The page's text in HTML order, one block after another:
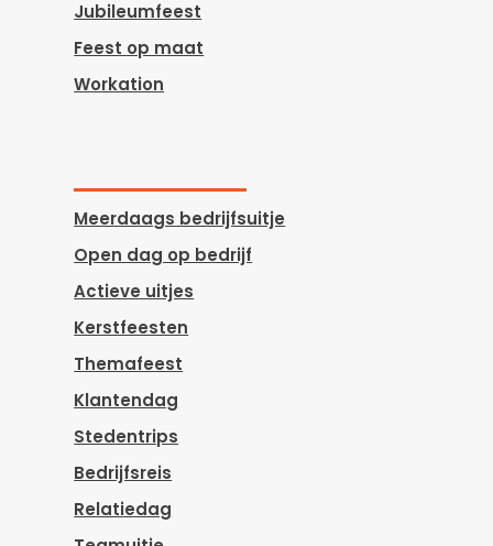
Jubileumfeest
Feest op maat
Workation
Meerdaags bedrijfsuitje
Open dag op bedrijf
Actieve uitjes
Kerstfeesten
Themafeest
Klantendag
Stedentrips
Bedrijfsreis
Relatiedag